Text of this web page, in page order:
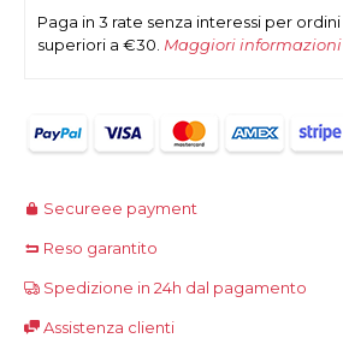
Paga in 3 rate senza interessi per ordini
superiori a €30. Maggiori informazioni
Secureee payment
Reso garantito
Spedizione in 24h dal pagamento
Assistenza clienti